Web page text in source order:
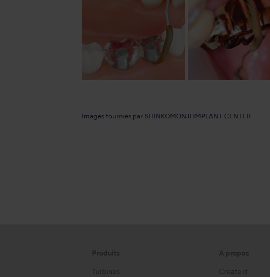
Images fournies par SHINKOMONJI IMPLANT CENTER
Produits
Turbines
A propos
Create it